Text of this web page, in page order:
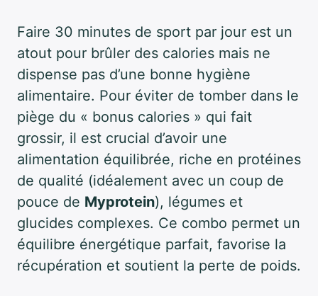
Faire 30 minutes de sport par jour est un
atout pour brûler des calories mais ne
dispense pas d’une bonne hygiène
alimentaire. Pour éviter de tomber dans le
piège du « bonus calories » qui fait
grossir, il est crucial d’avoir une
alimentation équilibrée, riche en protéines
de qualité (idéalement avec un coup de
pouce de Myprotein), légumes et
glucides complexes. Ce combo permet un
équilibre énergétique parfait, favorise la
récupération et soutient la perte de poids.